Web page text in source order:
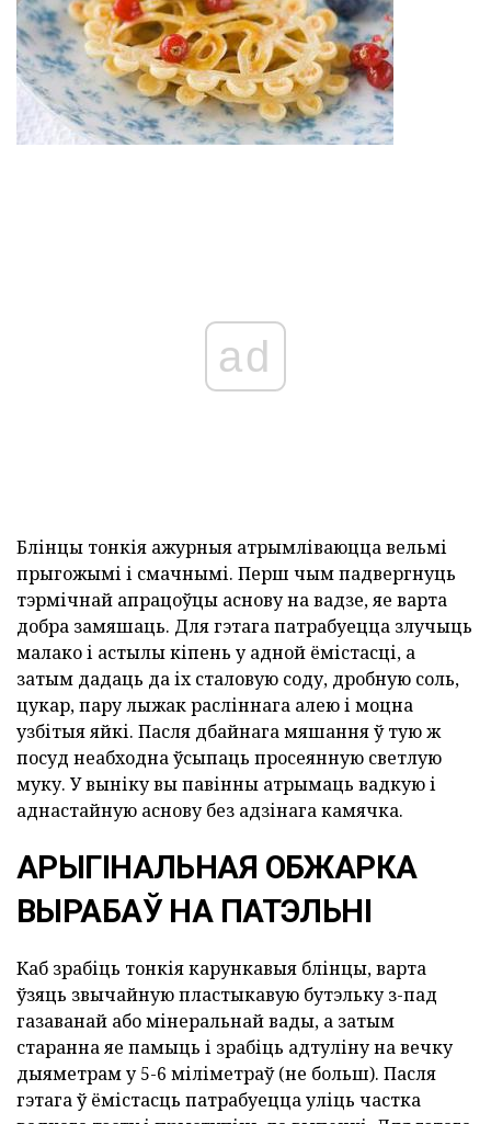
ad
Блінцы тонкія ажурныя атрымліваюцца вельмі
прыгожымі і смачнымі. Перш чым падвергнуць
тэрмічнай апрацоўцы аснову на вадзе, яе варта
добра замяшаць. Для гэтага патрабуецца злучыць
малако і астылы кіпень у адной ёмістасці, а
затым дадаць да іх сталовую соду, дробную соль,
цукар, пару лыжак расліннага алею і моцна
узбітыя яйкі. Пасля дбайнага мяшання ў тую ж
посуд неабходна ўсыпаць просеянную светлую
муку. У выніку вы павінны атрымаць вадкую і
аднастайную аснову без адзінага камячка.
АРЫГІНАЛЬНАЯ ОБЖАРКА
ВЫРАБАЎ НА ПАТЭЛЬНІ
Каб зрабіць тонкія карункавыя блінцы, варта
ўзяць звычайную пластыкавую бутэльку з-пад
газаванай або мінеральнай вады, а затым
старанна яе памыць і зрабіць адтуліну на вечку
дыяметрам у 5-6 міліметраў (не больш). Пасля
гэтага ў ёмістасць патрабуецца уліць частка